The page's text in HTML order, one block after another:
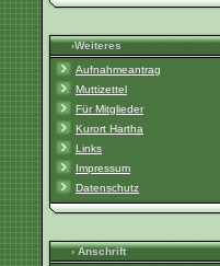
›Weiteres
Aufnahmeantrag
Muttizettel
Für Mitglieder
Kurort Hartha
Links
Impressum
Datenschutz
› Anschrift